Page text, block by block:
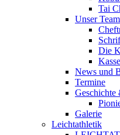
Tai
Unser Team
Die
News und
Termine
Geschichte
Galerie
Leichtathletik